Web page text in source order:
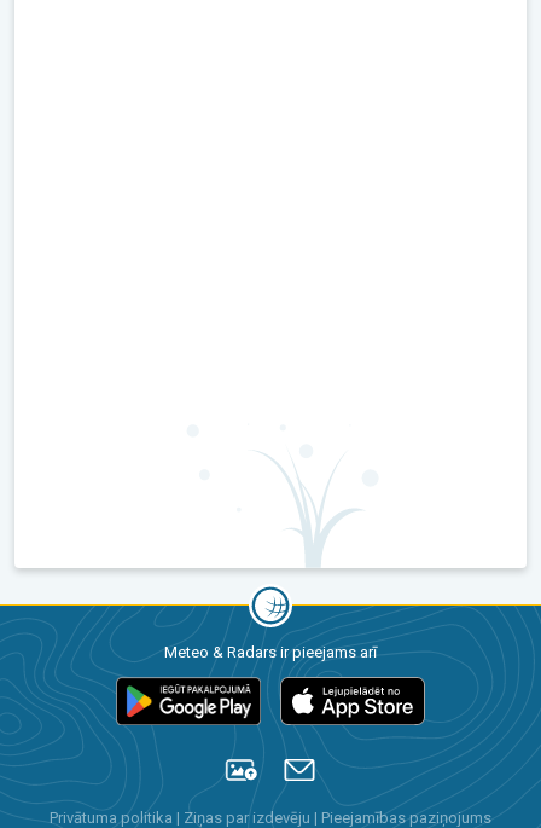
Meteo & Radars ir pieejams arī
Privātuma politika | Ziņas par izdevēju | Pieejamības paziņojums